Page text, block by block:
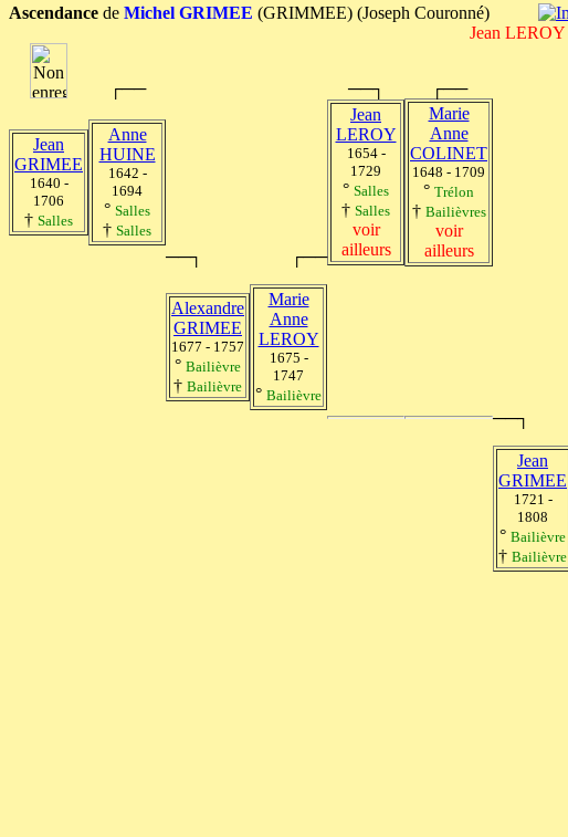
Ascendance de Michel GRIMEE (GRIMMEE) (Joseph Couronné)
Jean LEROY
┌── ──┐ ┌──
Jean
GRIMEE
1640 -
1706
† Salles
Anne
HUINE
1642 -
1694
° Salles
† Salles
──┐ ┌──
Jean
LEROY
1654 -
1729
° Salles
† Salles
voir
ailleurs
Marie
Anne
COLINET
1648 - 1709
° Trélon
† Bailièvres
voir
ailleurs
Alexandre
GRIMEE
1677 - 1757
° Bailièvre
† Bailièvre
Marie
Anne
LEROY
1675 -
1747
° Bailièvre
──┐
Jean
GRIMEE
1721 -
1808
° Bailièvre
† Bailièvre